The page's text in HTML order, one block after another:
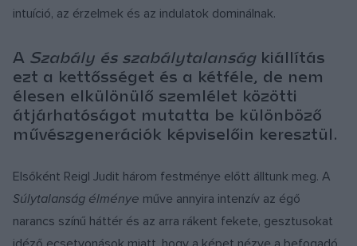
intuíció, az érzelmek és az indulatok dominálnak.
A Szabály és szabálytalanságkiállítás
ezt a kettősséget és a kétféle, de nem
élesen elkülönülő szemlélet közötti
átjárhatóságot mutatta be különböző
művészgenerációk képviselőin keresztül.
Elsőként Reigl Judit három festménye előtt álltunk meg. A
Súlytalanság élménye műve annyira intenzív az égő
narancs színű háttér és az arra rákent fekete, gesztusokat